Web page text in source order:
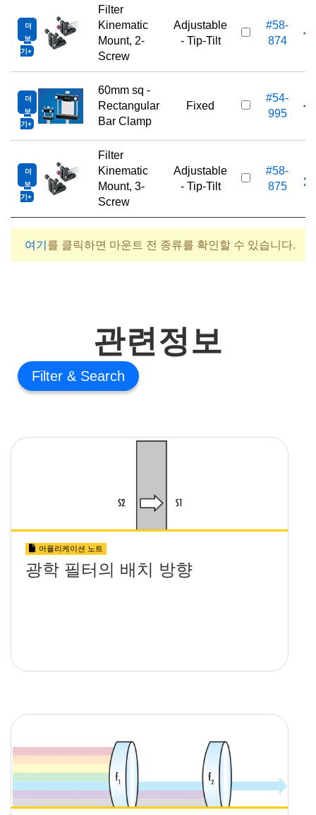
더
보
기
Filter
Kinematic
Mount, 2-
Screw
Adjustable
- Tip-Tilt
#58-
874
더
보
기
60mm sq -
Rectangular
Bar Clamp
Fixed
#54-
995
더
보
기
Filter
Kinematic
Mount, 3-
Screw
Adjustable
- Tip-Tilt
#58-
875
여기 를 클릭하면 마운트 전 종류를 확인할 수 있습니다.
관련정보
Filter
어플리케이션 노트
광학 필터의 배치 방향